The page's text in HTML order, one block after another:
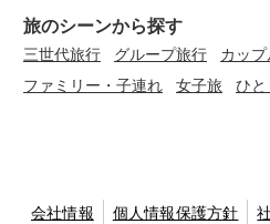
旅のシーンから探す
三世代旅行 グループ旅行
カッ
ファミリー・子連れ 女子旅 ひ
会社情報 個人情報保護方針